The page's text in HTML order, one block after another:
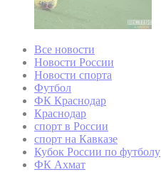
Все новости
Новости России
Новости спорта
Футбол
ФК Краснодар
Краснодар
спорт в России
спорт на Кавказе
Кубок России по футболу
ФК Ахмат